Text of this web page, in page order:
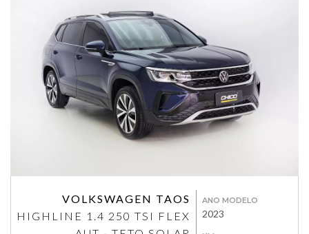
VOLKSWAGEN TAOS
HIGHLINE 1.4 250 TSI FLEX
ANO MODELO
2023